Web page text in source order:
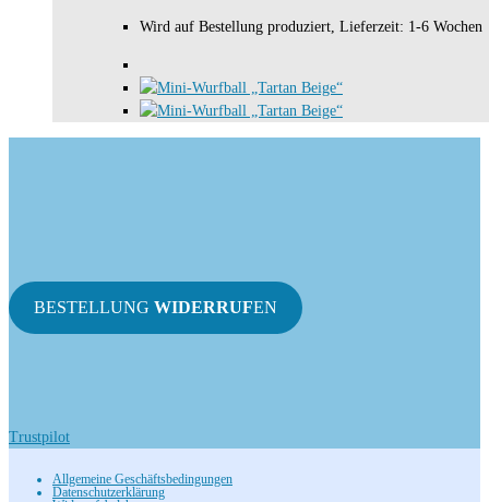
Wird auf Bestellung produziert, Lieferzeit: 1-6 Wochen
BESTELLUNG WIDERRUFEN
Trustpilot
Allgemeine Geschäftsbedingungen
Datenschutzerklärung